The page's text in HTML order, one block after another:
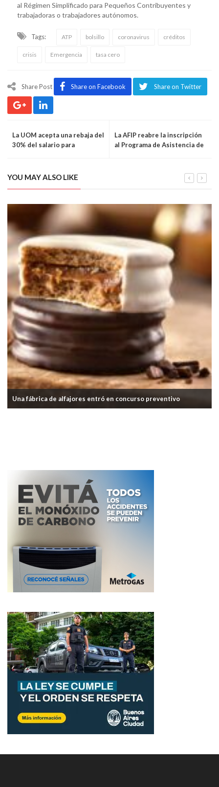
al Régimen Simplificado para Pequeños Contribuyentes y
trabajadoras o trabajadores autónomos.
Tags: ATP bolsillo coronavirus créditos
crisis Emergencia tasa cero
Share Post Share on Facebook Share on Twitter
La UOM acepta una rebaja del
30% del salario para
La AFIP reabre la inscripción
al Programa de Asistencia de
YOU MAY ALSO LIKE
Una cervecería artesanal cierra su local en Vicente López